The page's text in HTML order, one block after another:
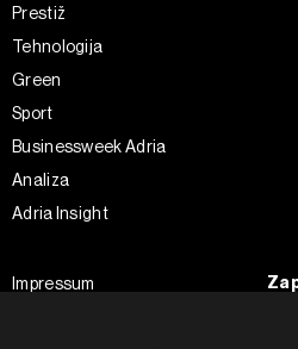
Prestiž
Tehnologija
Green
Sport
Businessweek Adria
Analiza
Adria Insight
Impressum